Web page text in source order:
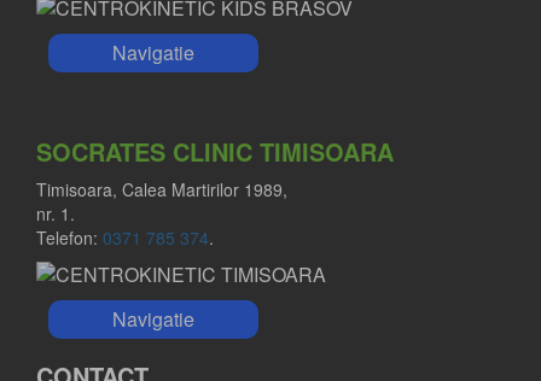
Navigatie
SOCRATES CLINIC TIMISOARA
Timisoara, Calea Martirilor 1989,
nr. 1.
Telefon: 0371 785 374.
Navigatie